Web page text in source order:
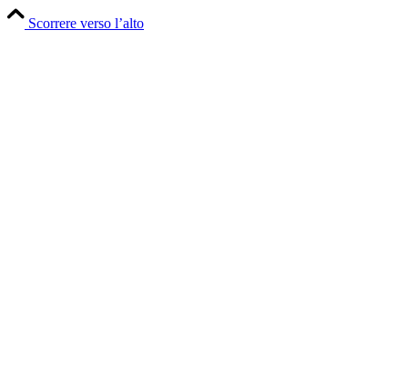
Scorrere verso l’alto